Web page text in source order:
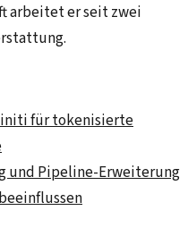
arbeitet er seit zwei
für tokenisierte
und Pipeline-Erweiterung